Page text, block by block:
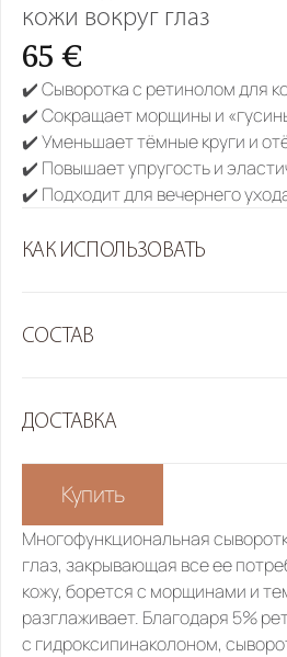
кожи вокруг глаз
65 €
✔️ Сыворотка с ретинолом для
✔️ Сокращает морщины и
✔️ Уменьшает тёмные круги и
✔️ Повышает упругость и
✔️ Подходит для вечернего
КАК ИСПОЛЬЗОВАТЬ
СОСТАВ
ДОСТАВКА
Купить
Многофункциональная
глаз, закрывающая все ее
кожу, борется с морщинами и
разглаживает. Благодаря 5%
с гидроксипинаколоном,